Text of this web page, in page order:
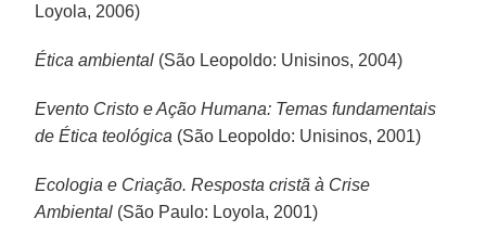
Loyola, 2006)
Ética ambiental (São Leopoldo: Unisinos, 2004)
Evento Cristo e Ação Humana: Temas fundamentais
de Ética teológica (São Leopoldo: Unisinos, 2001)
Ecologia e Criação. Resposta cristã à Crise
Ambiental (São Paulo: Loyola, 2001)